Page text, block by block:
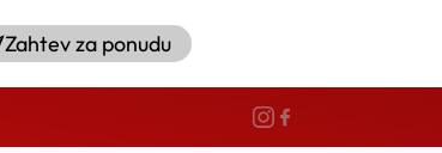
Zahtev za ponudu